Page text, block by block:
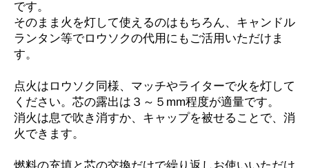
です。
そのまま火を灯して使えるのはもちろん、キャンドル
ランタン等でロウソクの代用にもご活用いただけま
す。
点火はロウソク同様、マッチやライターで火を灯して
ください。芯の露出は３～５mm程度が適量です。
消火は息で吹き消すか、キャップを被せることで、消
火できます。
燃料の充填と芯の交換だけで繰り返しお使いいただけ